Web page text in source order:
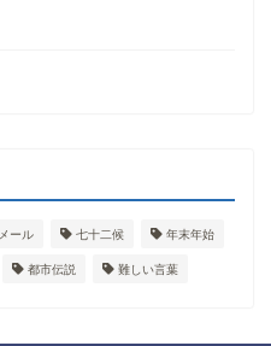
メール 七十二候 年末年始
都市伝説 難しい言葉